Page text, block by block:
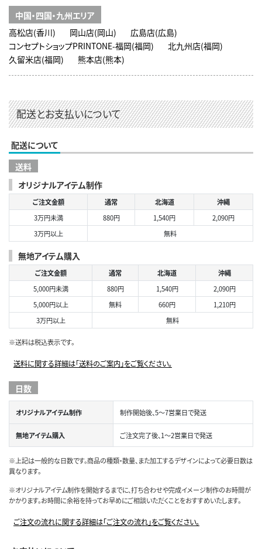
中国・四国・九州エリア
高松店(香川)
岡山店(岡山)
広島店(広島)
コンセプトショップPRINTONE-福岡(福岡)
北九州店(福岡)
久留米店(福岡)
熊本店(熊本)
配送とお支払いについて
配送について
送料
オリジナルアイテム制作
ご注文金額 通常 北海道
沖縄
3万円未満
880円 1,540円
2,090円
3万円以上
無料
無地アイテム購入
ご注文金額 通常 北海道
沖縄
5,000円未満
880円 1,540円
2,090円
5,000円以上
無料 660円
1,210円
3万円以上
無料
※送料は税込表示です。
送料に関する詳細は「送料のご案内」をご覧ください。
日数
オリジナルアイテム制作 制作開始後、5～7営業日で発送
無地アイテム購入 ご注文完了後、1～2営業日で発送
※上記は一般的な日数です。商品の種類・数量、また加工するデザインによって必要日数は
異なります。
※オリジナルアイテム制作を開始するまでに、打ち合わせや完成イメージ制作のお時間が
かかります。お時間に余裕を持ってお早めにご相談いただくことをおすすめいたします。
ご注文の流れに関する詳細は「ご注文の流れ」をご覧ください。